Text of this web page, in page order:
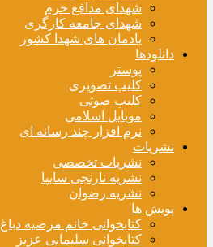
شهدای مدافع حرم
شهدای جامعه کارگری
یادمان های شهدا کشور
دانلودها
پوستر
کلیپ تصویری
کلیپ صوتی
موبایل اسلامی
نرم افزار چند رسانه ای
نشریات
نشریات تخصصی
نشریه نارنجی سایپا
نشریه رضوان
پویش ها
کتابخوانی خانم مرضیه دباغ
کتابخوانی سلیمانی عزیز